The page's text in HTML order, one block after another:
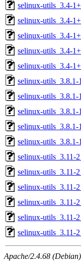
selinux-utils_3.4-
selinux-utils_3.4-
selinux-utils_3.4-
selinux-utils_3.4-
selinux-utils_3.4-
selinux-utils_3.8.1-
selinux-utils_3.8.1-
selinux-utils_3.8.1-
selinux-utils_3.8.1-
selinux-utils_3.8.1-
selinux-utils_3.11-
selinux-utils_3.11-
selinux-utils_3.11-
selinux-utils_3.11-
selinux-utils_3.11-
selinux-utils_3.11-
Apache/2.4.68